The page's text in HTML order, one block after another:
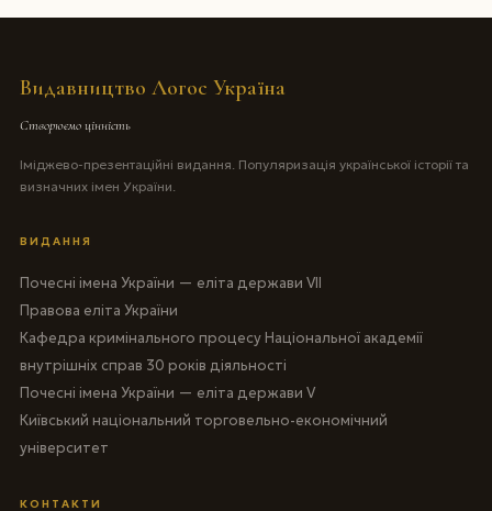
Видавництво Логос Україна
Створюємо цінність
Іміджево-презентаційні видання. Популяризація української історії та
визначних імен України.
ВИДАННЯ
Почесні імена України — еліта держави VII
Правова еліта України
Кафедра кримінального процесу Національної академії
внутрішніх справ 30 років діяльності
Почесні імена України — еліта держави V
Київський національний торговельно-економічний
університет
КОНТАКТИ